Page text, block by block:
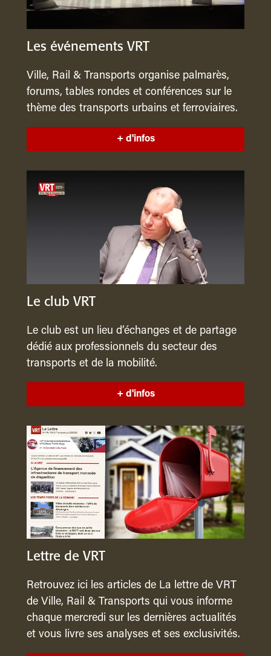
Les événements VRT
Ville, Rail & Transports organise palmarès,
forums, tables rondes et conférences sur le
thème des transports urbains et ferroviaires.
+ d'infos
Le club VRT
Le club est un lieu d’échanges et de partage
dédié aux professionnels du secteur des
transports et de la mobilité.
+ d'infos
Lettre de VRT
Retrouvez ici les articles de La lettre de VRT
de Ville, Rail & Transports qui vous informe
chaque mercredi sur les dernières actualités
et vous livre ses analyses et ses exclusivités.